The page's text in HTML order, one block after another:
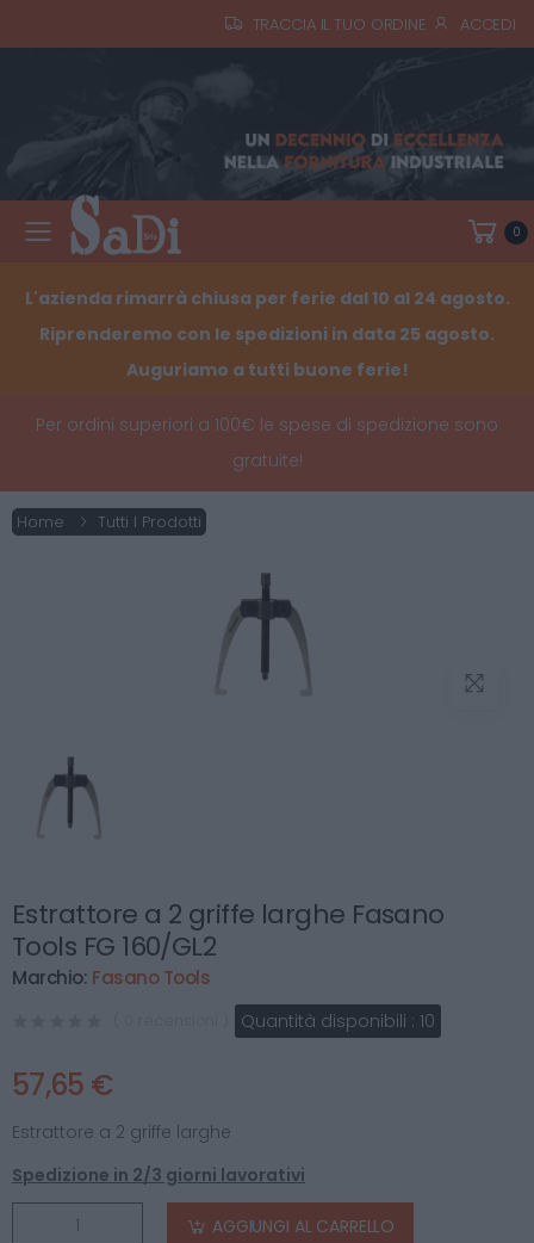
TRACCIA IL TUO ORDINE ACCEDI
Toggle mobile menu 0
L'azienda rimarrà chiusa per ferie dal 10 al 24 agosto.
Riprenderemo con le spedizioni in data 25 agosto.
Auguriamo a tutti buone ferie!
Per ordini superiori a 100€ le spese di spedizione sono
gratuite!
Home Tutti I Prodotti
Estrattore a 2 griffe larghe Fasano
Tools FG 160/GL2
Marchio: Fasano Tools
Quantità disponibili : 10
57,65 €
Estrattore a 2 griffe larghe
Spedizione in 2/3 giorni lavorativi
AGGIUNGI AL CARRELLO